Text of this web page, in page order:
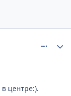
центре:).